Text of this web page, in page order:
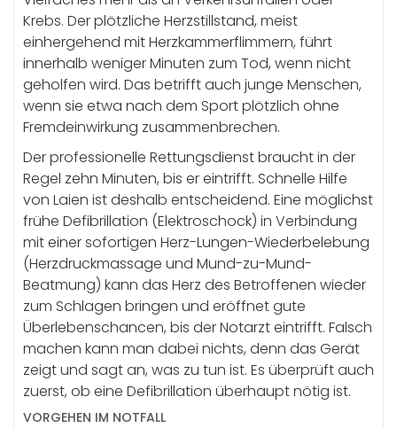
Krebs. Der plötzliche Herzstillstand, meist
einhergehend mit Herzkammerflimmern, führt
innerhalb weniger Minuten zum Tod, wenn nicht
geholfen wird. Das betrifft auch junge Menschen,
wenn sie etwa nach dem Sport plötzlich ohne
Fremdeinwirkung zusammenbrechen.
Der professionelle Rettungsdienst braucht in der
Regel zehn Minuten, bis er eintrifft. Schnelle Hilfe
von Laien ist deshalb entscheidend. Eine möglichst
frühe Defibrillation (Elektroschock) in Verbindung
mit einer sofortigen Herz-Lungen-Wiederbelebung
(Herzdruckmassage und Mund-zu-Mund-
Beatmung) kann das Herz des Betroffenen wieder
zum Schlagen bringen und eröffnet gute
Überlebenschancen, bis der Notarzt eintrifft. Falsch
machen kann man dabei nichts, denn das Gerät
zeigt und sagt an, was zu tun ist. Es überprüft auch
zuerst, ob eine Defibrillation überhaupt nötig ist.
VORGEHEN IM NOTFALL